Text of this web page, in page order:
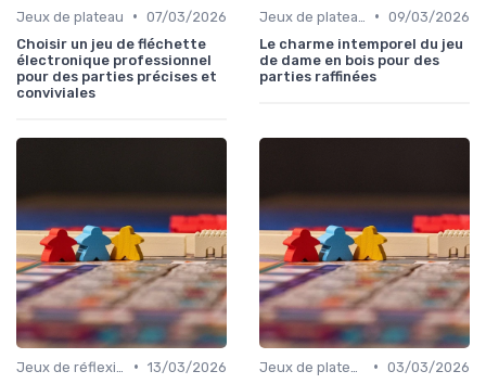
Jeux de plateau • 07/03/2026
Choisir un jeu de fléchette
électronique professionnel
pour des parties précises et
conviviales
• 09/03/2026
Le charme intemporel du jeu
de dame en bois pour des
parties raffinées
• 13/03/2026
• 03/03/2026